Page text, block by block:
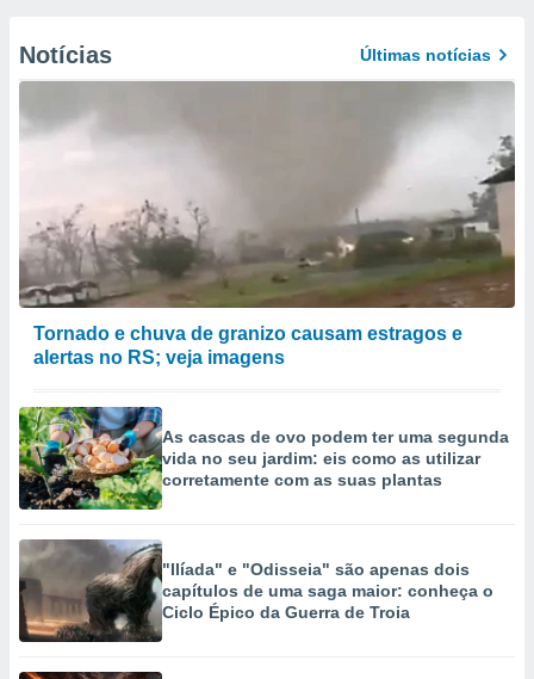
Notícias Últimas notícias
Tornado e chuva de granizo causam estragos e
alertas no RS; veja imagens
As cascas de ovo podem ter uma segunda
vida no seu jardim: eis como as utilizar
corretamente com as suas plantas
"Ilíada" e "Odisseia" são apenas dois
capítulos de uma saga maior: conheça o
Ciclo Épico da Guerra de Troia